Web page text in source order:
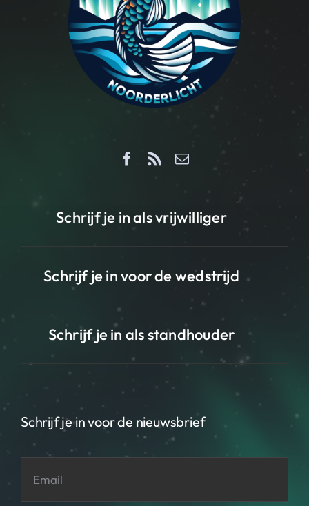
Schrijf je in als vrijwilliger
Schrijf je in voor de wedstrijd
Schrijf je in als standhouder
Schrijf je in voor de nieuwsbrief